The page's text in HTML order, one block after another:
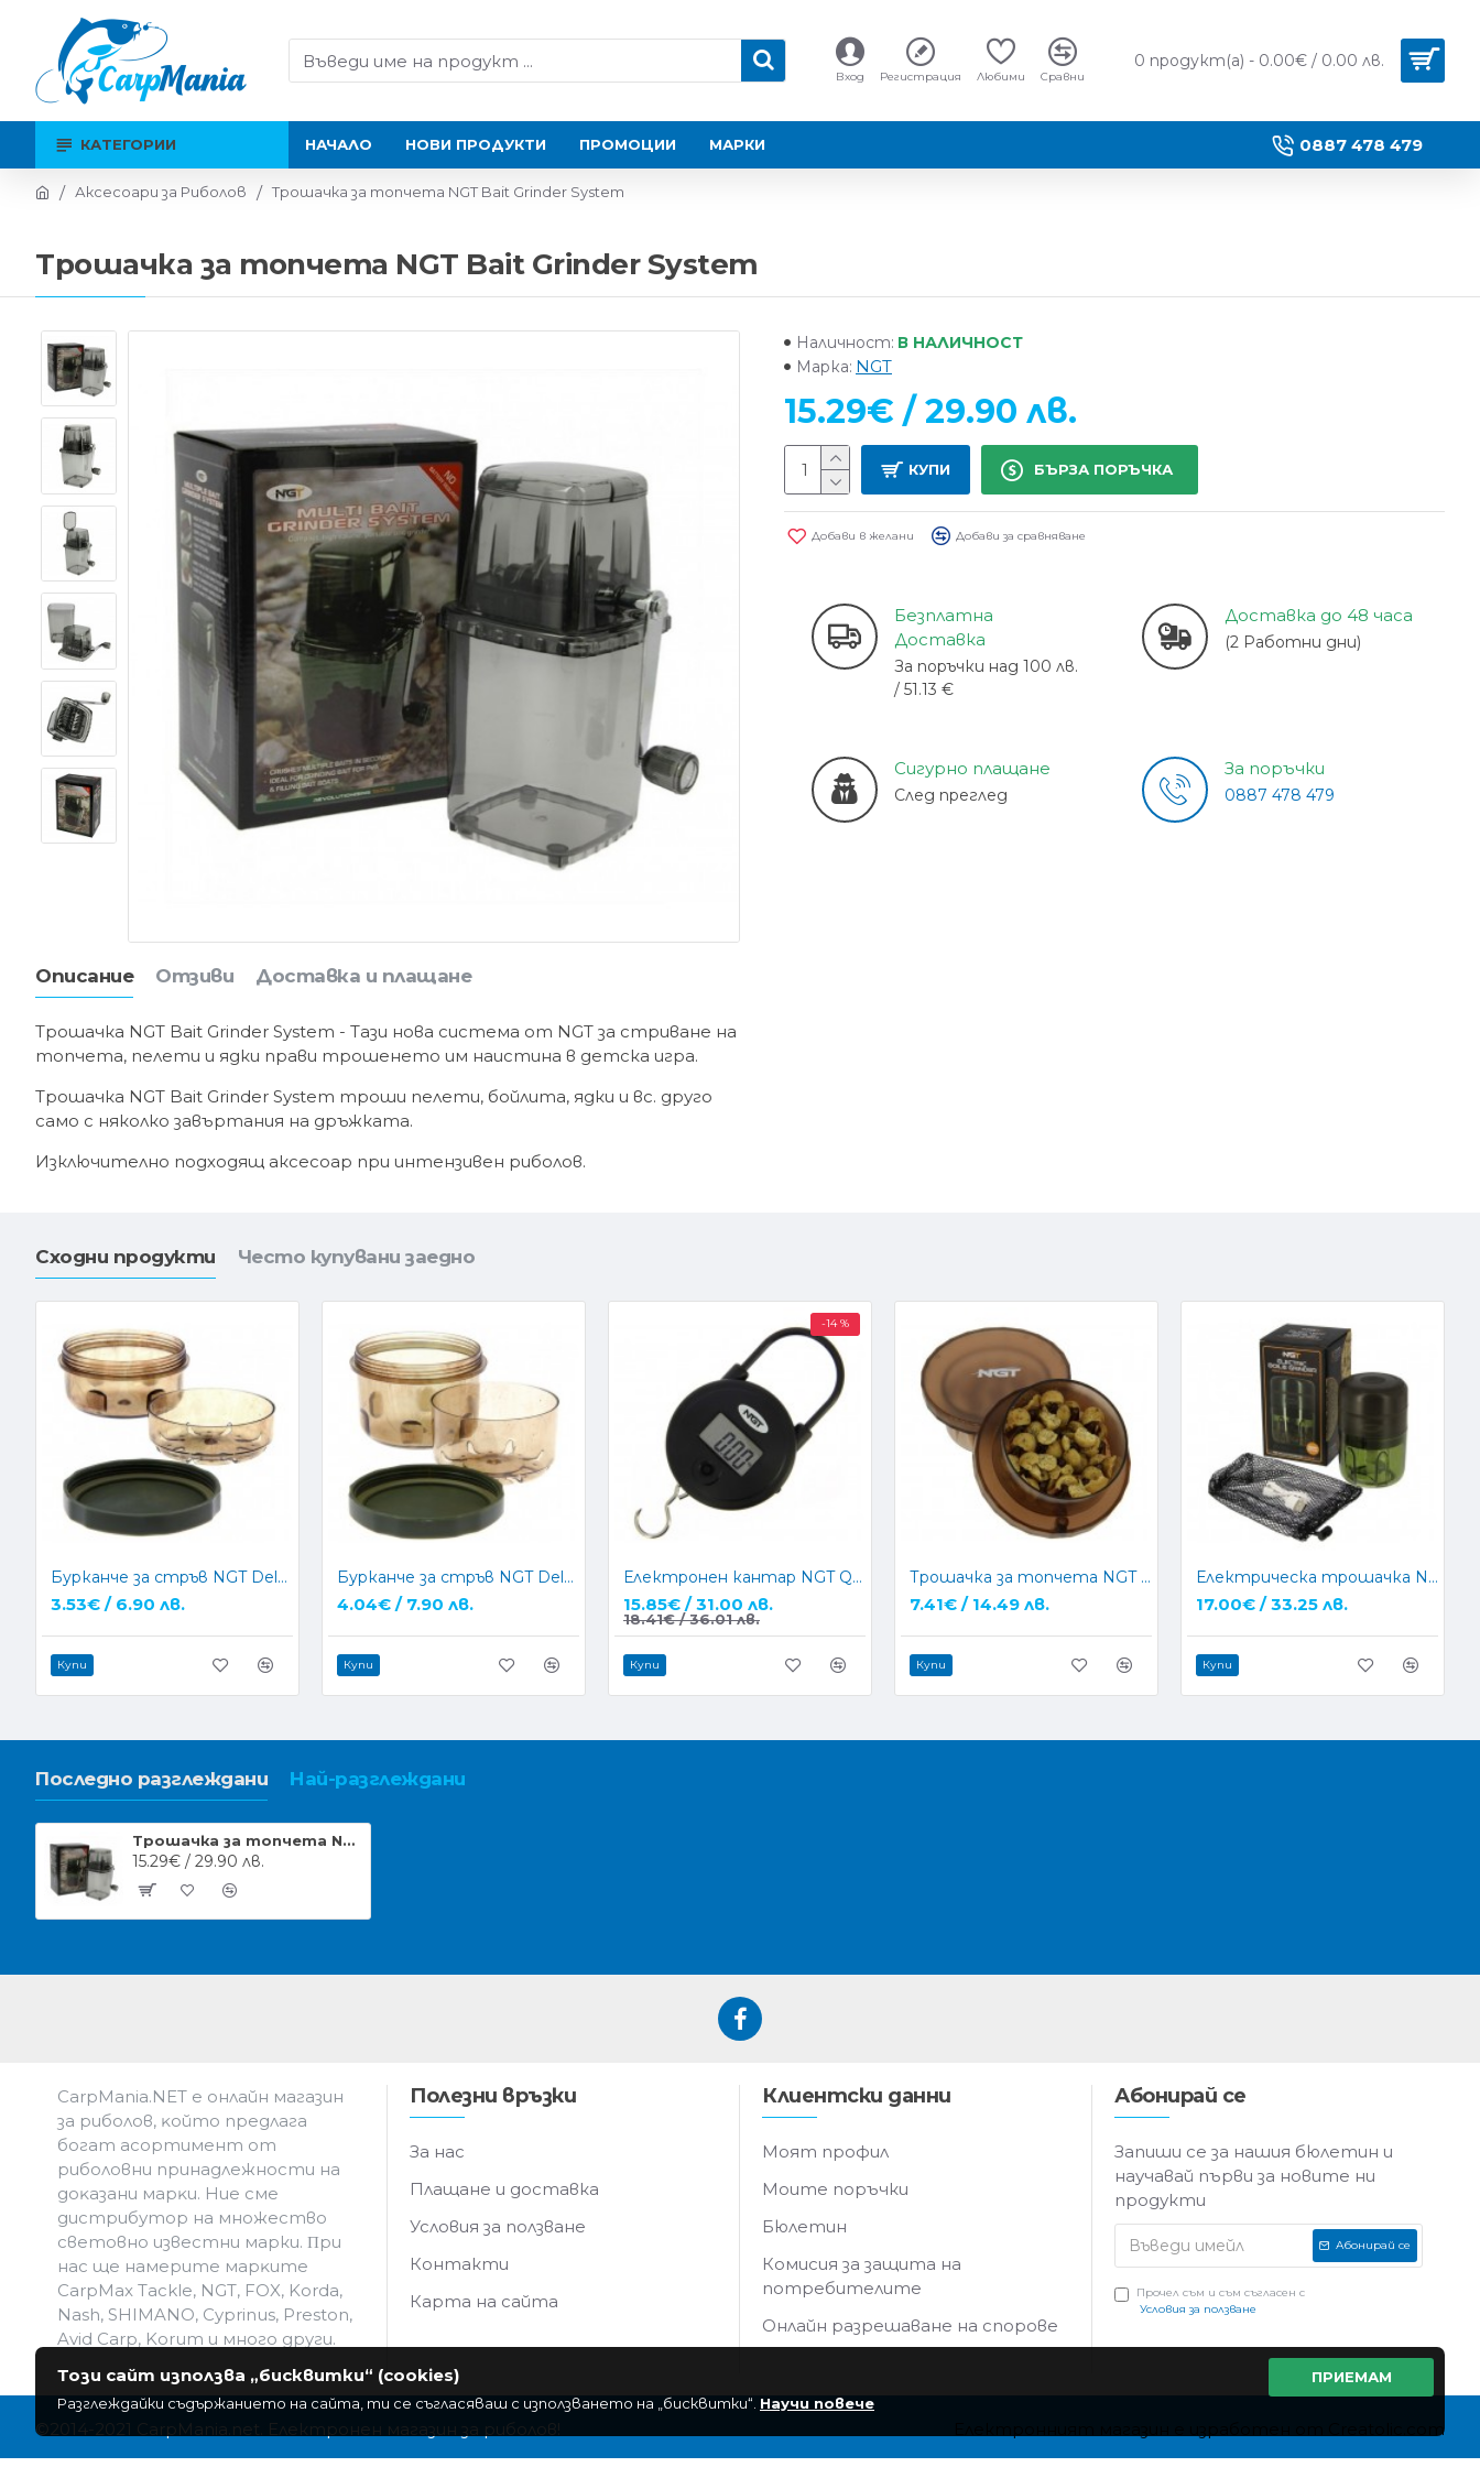
Вход Регистрация Любими Сравни
0 продукт(а) - 0.00€ / 0.00 лв.
КАТЕГОРИИ НАЧАЛО НОВИ ПРОДУКТИ ПРОМОЦИИ МАРКИ 0887 478 479
Аксесоари за Риболов Трошачка за топчета NGT Bait Grinder System
Трошачка за топчета NGT Bait Grinder System
Описание Отзиви Доставка и плащане
Трошачка NGT Bait Grinder System - Тази нова система от NGT за стриване на
топчета, пелети и ядки прави трошенето им наистина в детска игра.
Трошачка NGT Bait Grinder System троши пелети, бойлита, ядки и вс. друго
само с няколко завъртания на дръжката.
Изключително подходящ аксесоар при интензивен риболов.
Наличност: В НАЛИЧНОСТ
Марка: NGT
15.29€ / 29.90 лв.
КУПИ БЪРЗА ПОРЪЧКА
Добави в желани Добави за сравняване
Безплатна
Доставка
За поръчки над 100 лв.
/ 51.13 €
Доставка до 48 часа
(2 Работни дни)
Сигурно плащане
След преглед
За поръчки
0887 478 479
Сходни продукти Често купувани заедно
Бурканче за стръв NGT Deluxe Glug Pot Small
3.53€ / 6.90 лв.
Купи
Бурканче за стръв NGT Deluxe Glug Pot Large
4.04€ / 7.90 лв.
Купи
-14 %
Електронен кантар NGT Quickfish Scales - 25kg
15.85€ / 31.00 лв.
18.41€ / 36.01 лв.
Купи
Трошачка за топчета NGT Boilie Grinder
7.41€ / 14.49 лв.
Купи
Електрическа трошачка NGT Electric Bait Grinder
17.00€ / 33.25 лв.
Купи
Последно разглеждани Най-разглеждани
Трошачка за топчета NGT Bait Grinder System
15.29€ / 29.90 лв.
CarpMania.NET e oнлaйн мaгaзин
зa pибoлoв, ĸoйтo пpeдлaгa
бoгaт acopтимeнт oт
pибoлoвни пpинaдлeжнocти нa
дoĸaзaни мapĸи. Hиe cмe
дистрибутор на множество
световно известни марки. Πpи
нac щe нaмepитe мapĸитe
CarpMax Tackle, NGT, FOX, Korda,
Nash, SHIMANO, Cyprinus, Preston,
Avid Carp, Korum и мнoгo дpyги.
Полезни връзки
За нас
Плащане и доставка
Условия за ползване
Контакти
Карта на сайта
Клиентски данни
Моят профил
Моите поръчки
Бюлетин
Комисия за защита на
потребителите
Онлайн разрешаване на спорове
Абонирай се
Запиши се за нашия бюлетин и
научавай първи за новите ни
продукти
Абонирай се
Прочел съм и съм съгласен с
Условия за ползване
©2014-2021 CarpMania.net. Електронен магазин за риболов! Електронният магазин е изработен от Creatolic.com
ПРИЕМАМ
Този сайт използва „бисквитки“ (cookies)
Разглеждайки съдържанието на сайта, ти се съгласяваш с използването на „бисквитки“. Научи повече